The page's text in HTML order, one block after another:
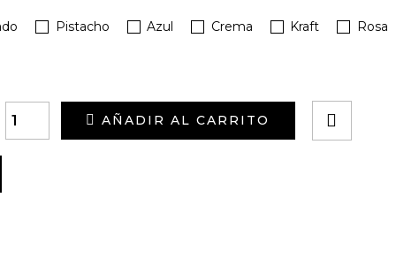
Pistacho Azul Crema Kraft Rosa
AÑADIR AL CARRITO